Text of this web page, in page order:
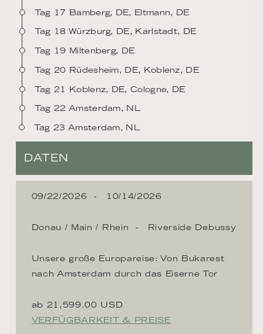
Tag 17 Bamberg, DE, Eltmann, DE
Tag 18 Würzburg, DE, Karlstadt, DE
Tag 19 Miltenberg, DE
Tag 20 Rüdesheim, DE, Koblenz, DE
Tag 21 Koblenz, DE, Cologne, DE
Tag 22 Amsterdam, NL
Tag 23 Amsterdam, NL
DATEN
09/22/2026 10/14/2026
Donau / Main / Rhein Riverside Debussy
Unsere große Europareise: Von Bukarest
nach Amsterdam durch das Eiserne Tor
ab 21,599.00 USD
VERFÜGBARKEIT & PREISE